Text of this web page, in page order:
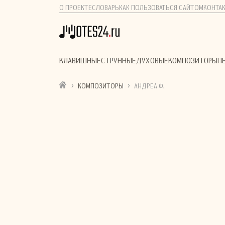
О ПРОЕКТЕСЛОВАРЬ КАК ПОЛЬЗОВАТЬСЯ САЙТОМ
КЛАВИШНЫЕСТРУННЫЕДУХОВЫЕКОМПОЗИТОРЫ
› КОМПОЗИТОРЫ › АНДРЕА Ф.